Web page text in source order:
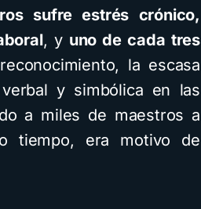
sufre estrés crónico,
, y uno de cada tres
la escasa
y simbólica en las
a miles de maestros a
tiempo, era motivo de